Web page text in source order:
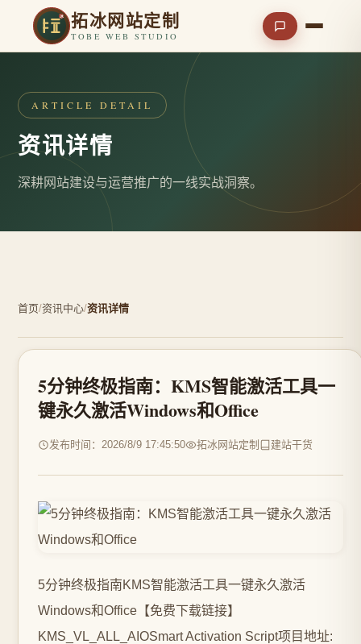
拓冰网站定制
TOBE WEB STUDIO
ARTICLE DETAIL
资讯详情
深耕网站建设与运营推广的一线实战洞察。
首页/资讯中心/资讯详情
5分钟终极指南：KMS智能激活工具一
键永久激活Windows和Office
发布时间：2026/8/9 17:45:50 拓冰网站定制 建站干货
5分钟终极指南KMS智能激活工具一键永久激活
Windows和Office【免费下载链接】
KMS_VL_ALL_AIOSmart Activation Script项目地址: